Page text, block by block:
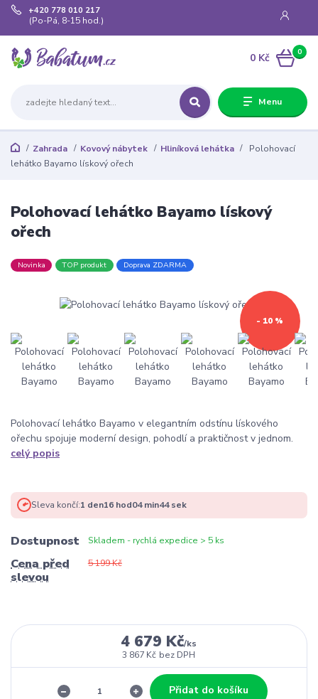
Menu
+420 778 010 217
(Po-Pá, 8-15 hod.)
0
0 Kč
Zahrada Kovový nábytek Hliníková lehátka
Polohovací
lehátko Bayamo lískový ořech
Polohovací lehátko Bayamo lískový
ořech
Novinka TOP produkt Doprava ZDARMA
- 10 %
Polohovací lehátko Bayamo v elegantním odstínu lískového
ořechu spojuje moderní design, pohodlí a praktičnost v jednom.
celý popis
Sleva končí:1 den16hod04min44sek
Dostupnost Skladem - rychlá expedice > 5 ks
Cena před
slevou
5 199 Kč
4 679 Kč/ks
3 867 Kč bez DPH
Přidat do košíku